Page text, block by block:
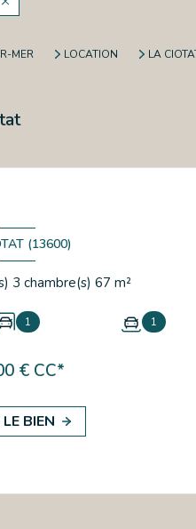
MER LOCATION LA
(13600)
Maison 4 pièce(s) 3 chambre(s) 67 m²
1 1
€ CC*
BIEN